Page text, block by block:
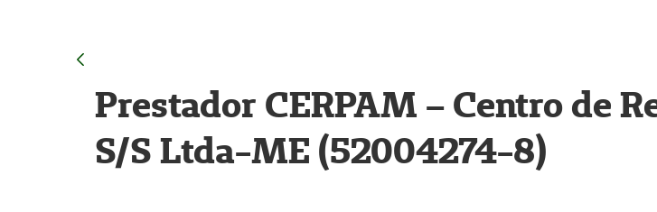
Prestador CERPAM – Centro de
S/S Ltda-ME (52004274-8)